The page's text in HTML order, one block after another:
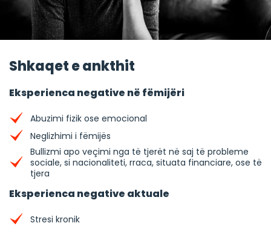
Shkaqet e ankthit
Eksperienca negative në fëmijëri
Abuzimi fizik ose emocional
Neglizhimi i fëmijës
Bullizmi apo veçimi nga të tjerët në saj të probleme
sociale, si nacionaliteti, rraca, situata financiare, ose të
tjera
Eksperienca negative aktuale
Stresi kronik